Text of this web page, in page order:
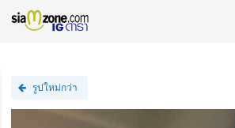
รูปใหม่กว่า